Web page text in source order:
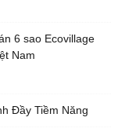
6 sao Ecovillage
Nam
Đầy Tiềm Năng